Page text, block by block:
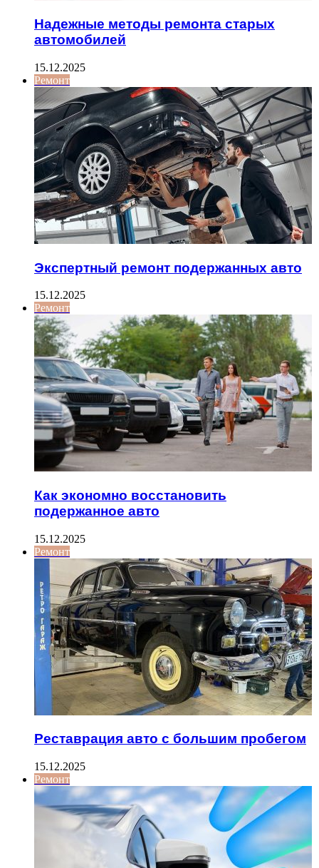
Надежные методы ремонта старых
автомобилей
15.12.2025
Ремонт
Экспертный ремонт подержанных авто
15.12.2025
Ремонт
Как экономно восстановить
подержанное авто
15.12.2025
Ремонт
Реставрация авто с большим пробегом
15.12.2025
Ремонт